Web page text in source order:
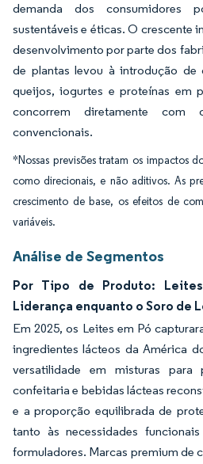
demanda dos consumidores
sustentáveis e éticas. O crescente
desenvolvimento por parte dos
de plantas levou à introdução de
queijos, iogurtes e proteínas em
concorrem diretamente com
convencionais.
*Nossas previsões tratam os impactos
como direcionais, e não aditivos. As
crescimento de base, os efeitos de
variáveis.
Análise de Segmentos
Por Tipo de Produto:
Liderança enquanto o Soro de
Em 2025, os Leites em Pó
ingredientes lácteos da América
versatilidade em misturas para
confeitaria e bebidas lácteas
e a proporção equilibrada de
tanto às necessidades
formuladores. Marcas premium de